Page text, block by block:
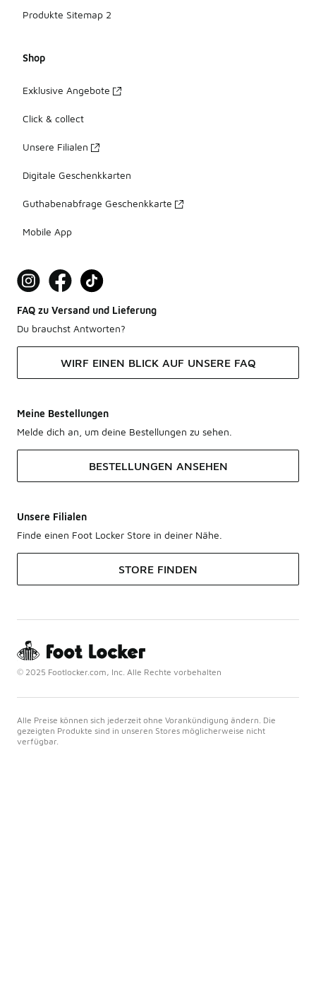
Produkte Sitemap 2
Shop
Exklusive Angebote
Click & collect
Unsere Filialen
Digitale Geschenkkarten
Guthabenabfrage Geschenkkarte
Mobile App
FAQ zu Versand und Lieferung
Du brauchst Antworten?
WIRF EINEN BLICK AUF UNSERE FAQ
Meine Bestellungen
Melde dich an, um deine Bestellungen zu sehen.
BESTELLUNGEN ANSEHEN
Unsere Filialen
Finde einen Foot Locker Store in deiner Nähe.
STORE FINDEN
© 2025 Footlocker.com, Inc. Alle Rechte vorbehalten
Alle Preise können sich jederzeit ohne Vorankündigung ändern. Die
gezeigten Produkte sind in unseren Stores möglicherweise nicht
verfügbar.